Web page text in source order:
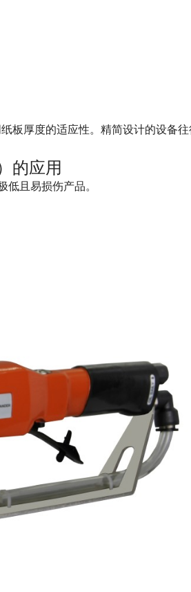
板厚度的适应性。精简设计的设备
的应用
低且易损伤产品。